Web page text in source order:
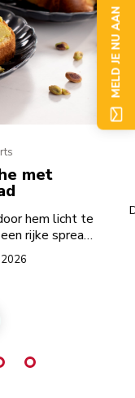
met
hem licht te
rijke spread
MELD JE NU AAN